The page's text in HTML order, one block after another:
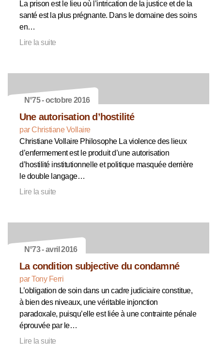
La prison est le lieu où l’intrication de la justice et de la
santé est la plus prégnante. Dans le domaine des soins
en…
Lire la suite
N°75 - octobre 2016
Une autorisation d’hostilité
par Christiane Vollaire
Christiane Vollaire Philosophe La violence des lieux
d’enfermement est le produit d’une autorisation
d’hostilité institutionnelle et politique masquée derrière
le double langage…
Lire la suite
N°73 - avril 2016
La condition subjective du condamné
par Tony Ferri
L’obligation de soin dans un cadre judiciaire constitue,
à bien des niveaux, une véritable injonction
paradoxale, puisqu’elle est liée à une contrainte pénale
éprouvée par le…
Lire la suite